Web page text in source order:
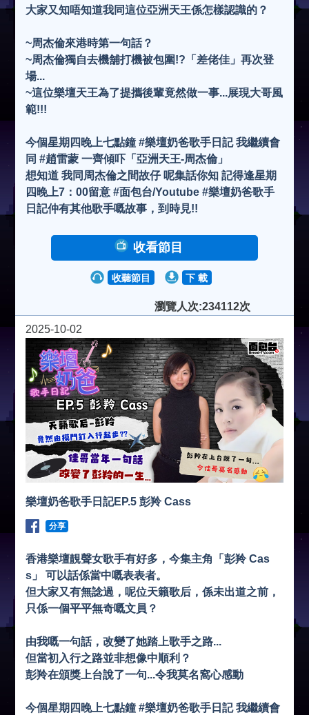
大家又知唔知道我同這位亞洲天王係怎樣認識的？
~周杰倫來港時第一句話？
~周杰倫獨自去機舖打機被包圍!?「差佬佳」再次登
場...
~這位樂壇天王為了提攜後輩竟然做一事...展現大哥風
範!!!
今個星期四晚上七點鐘 #樂壇奶爸歌手日記 我繼續會
同 #趙雷蒙 一齊傾吓「亞洲天王-周杰倫」
想知道 我同周杰倫之間故仔 呢集話你知 記得逢星期
四晚上7：00留意 #面包台/Youtube #樂壇奶爸歌手
日記仲有其他歌手嘅故事，到時見!!
收看節目
收聽節目 下 載
瀏覽人次:234112次
2025-10-02
樂壇奶爸歌手日記EP.5 彭羚 Cass
分享
香港樂壇靚聲女歌手有好多，今集主角「彭羚 Cas
s」 可以話係當中嘅表表者。
但大家又有無諗過，呢位天籟歌后，係未出道之前，
只係一個平平無奇嘅文員？
由我嘅一句話，改變了她踏上歌手之路...
但當初入行之路並非想像中順利？
彭羚在頒獎上台說了一句...令我莫名窩心感動
今個星期四晚上七點鐘 #樂壇奶爸歌手日記 我繼續會